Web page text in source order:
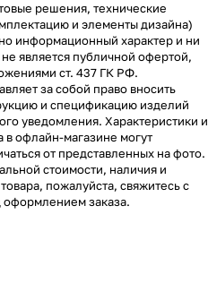
решения, технические
и элементы дизайна)
информационный характер и ни
является публичной офертой,
ст. 437 ГК РФ.
за собой право вносить
и спецификацию изделий
уведомления. Характеристики и
в офлайн-магазине могут
от представленных на фото.
стоимости, наличия и
пожалуйста, свяжитесь с
заказа.